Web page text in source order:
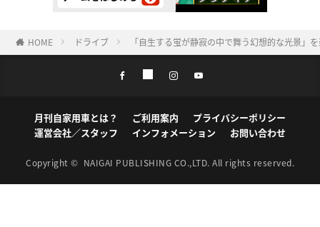
HOME ドライブ 「自生する蛍が静寂の中で舞う幻想的な光景」
月刊自家用車とは？ ご利用案内
プライバシーポリシー
運営会社／スタッフ
インフォメーション お問い合わせ
Copyright © NAIGAI PUBLISHING CO.,LTD. All rights reserved.